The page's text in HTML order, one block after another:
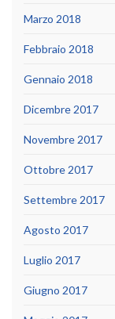
Marzo 2018
Febbraio 2018
Gennaio 2018
Dicembre 2017
Novembre 2017
Ottobre 2017
Settembre 2017
Agosto 2017
Luglio 2017
Giugno 2017